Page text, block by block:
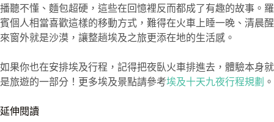
播聽不懂、麵包超硬，這些在回憶裡反而都成了有趣的故事。羅
賓個人相當喜歡這樣的移動方式，難得在火車上睡一晚、清晨醒
來窗外就是沙漠，讓整趟埃及之旅更添在地的生活感。
如果你也在安排埃及行程，記得把夜臥火車排進去，體驗本身就
是旅遊的一部分！更多埃及景點請參考埃及十天九夜行程規劃 。
延伸閱讀